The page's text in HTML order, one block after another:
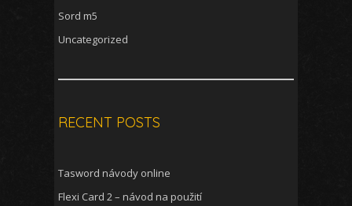
Sord m5
Uncategorized
RECENT POSTS
Tasword návody online
Flexi Card 2 – návod na použití